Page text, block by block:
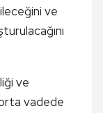
ve
ve
vadede